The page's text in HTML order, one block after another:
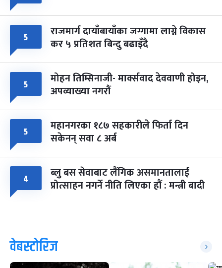
५ राजमार्ग दायाँबायाँका जग्गामा लाग्ने विकास
कर ५ प्रतिशत बिन्दु बढाइँदै
५ मोहन तिम्सिनाजी- मार्क्सवाद देववाणी होइन,
अपव्याख्या नगरौं
५ महानगरका १८७ सहकारीले फिर्ता दिन
सकेनन् सवा ८ अर्ब
४ ब्लु बस सेवाबाट लैंगिक असमानतालाई
प्रोत्साहन नगर्ने नीति लिएका हौं : मन्त्री बादी
वेबस्टोरिज